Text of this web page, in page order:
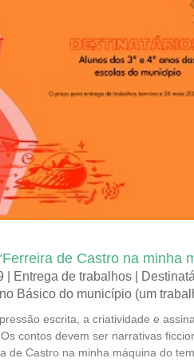
de Castro na minha
| Entrega de trabalhos |
Básico do município (um
escrita, a criatividade e
contos devem ser narrativas
de Castro na minha máquina do